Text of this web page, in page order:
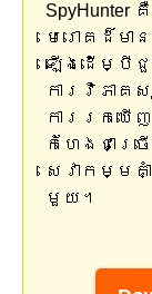
មេរោគដ៏ម
ឡើងដើម្
ការវិភា
ការរកឃើ
កំហែងជាច្
សេវាកម្ម
មួយ។